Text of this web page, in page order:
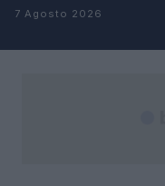
Salta al contenuto
7 Agosto 2026